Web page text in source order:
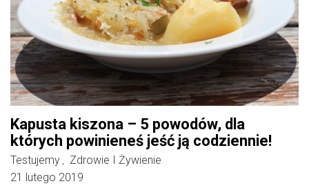
Kapusta kiszona – 5 powodów, dla
których powinieneś jeść ją codziennie!
Testujemy ,
Zdrowie I Żywienie
21 lutego 2019